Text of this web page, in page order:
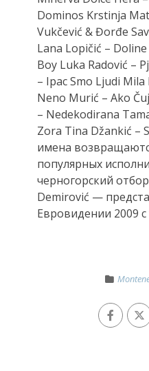
Dominos Krstinja
Vukčević & Đorđe
Lana Lopičić –
Boy Luka Radović –
– Ipac Smo Ljudi
Neno Murić – Ako
– Nedekodirana
Zora Tina Džankić –
имена
популярных
черногорский
Demirović —
Евровидении 2009 с